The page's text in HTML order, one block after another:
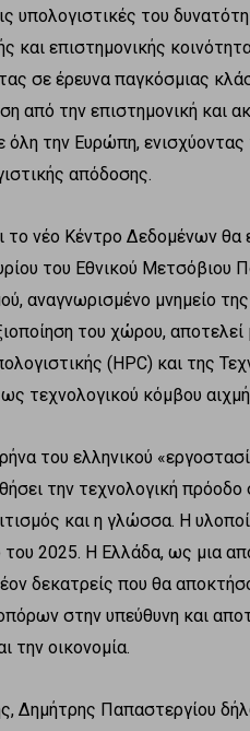
υπολογιστικές του
και επιστημονικής
σε έρευνα παγκόσμιας
από την επιστημονική και
όλη την Ευρώπη,
απόδοσης.
το νέο Κέντρο Δεδομένων
του Εθνικού Μετσόβιου
αναγνωρισμένο μνημείο
του χώρου, αποτελεί
(HPC) και της
τεχνολογικού κόμβου
του ελληνικού
την τεχνολογική πρόοδο
και η γλώσσα. Η
του 2025. Η Ελλάδα, ως μια
δεκατρείς που θα
στην υπεύθυνη και
την οικονομία.
Δημήτρης Παπαστεργίου